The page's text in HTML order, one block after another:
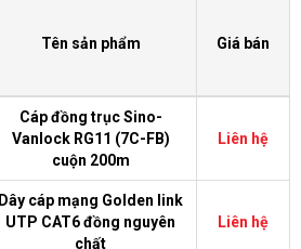
Tên sản phẩm Giá bán
Cáp đồng trục Sino-
Vanlock RG11 (7C-FB)
cuộn 200m
Liên hệ
Dây cáp mạng Golden link
UTP CAT6 đồng nguyên
chất
Liên hệ